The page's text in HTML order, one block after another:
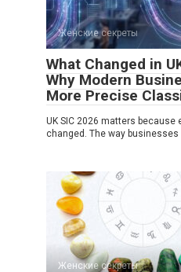
Женские секреты
What Changed in
Why Modern
More Precise
UK SIC 2026 matters
changed. The way
Женские секреты